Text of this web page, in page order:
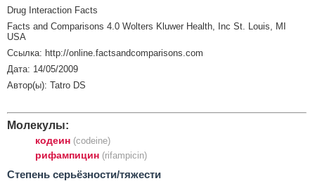
Drug Interaction Facts
Facts and Comparisons 4.0 Wolters Kluwer Health, Inc St. Louis, MI
USA
Ссылка: http://online.factsandcomparisons.com
Дата: 14/05/2009
Автор(ы): Tatro DS
Молекулы:
кодеин (codeine)
рифампицин (rifampicin)
Cтепень серьёзности/тяжести